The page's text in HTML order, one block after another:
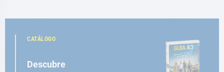
CATÁLOGO
Descubre